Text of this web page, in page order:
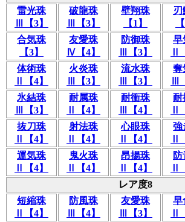
雷光珠
Ⅲ【3】
破龍珠
Ⅲ【3】
壁翔珠
【1】
合気珠
【3】
友愛珠
Ⅳ【4】
防御珠
Ⅲ【3】
早
Ⅱ
体術珠
Ⅱ【4】
火炎珠
Ⅲ【3】
流水珠
Ⅲ【3】
奪
Ⅲ
氷結珠
Ⅲ【3】
耐属珠
Ⅱ【4】
耐衝珠
Ⅲ【4】
耐
Ⅱ
抜刀珠
Ⅱ【4】
射法珠
Ⅱ【4】
心眼珠
Ⅱ【4】
強
Ⅱ
運気珠
Ⅱ【4】
鬼火珠
Ⅱ【4】
昂揚珠
Ⅱ【4】
Ⅱ
レア度8
短縮珠
Ⅱ【4】
防風珠
Ⅲ【4】
友愛珠
Ⅲ【3】
早
Ⅱ